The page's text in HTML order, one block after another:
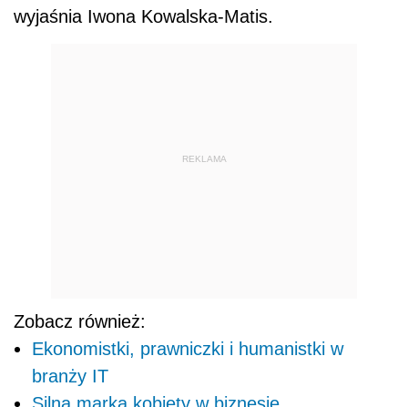
wyjaśnia Iwona Kowalska-Matis.
REKLAMA
Zobacz również:
Ekonomistki, prawniczki i humanistki w
branży IT